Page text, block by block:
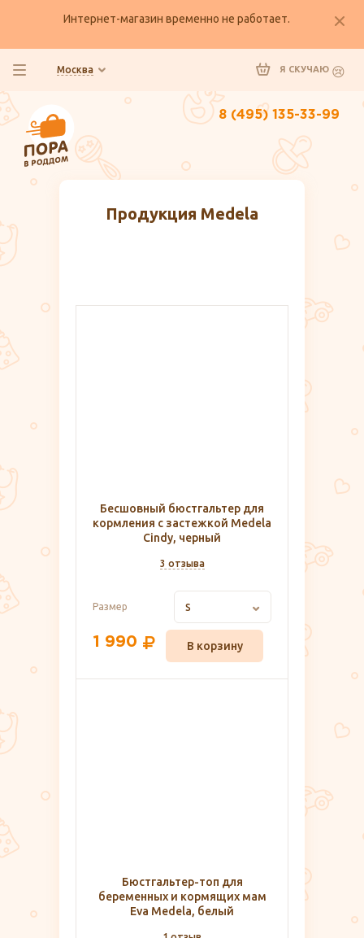
Интернет-магазин временно не работает.
Москва Я СКУЧАЮ
8 (495) 135-33-99
Продукция Medela
Бесшовный бюстгальтер для
кормления с застежкой Medela
Cindy, черный
3 отзыва
Размер S
1 990 В корзину
Бюстгальтер-топ для
беременных и кормящих мам
Eva Medela, белый